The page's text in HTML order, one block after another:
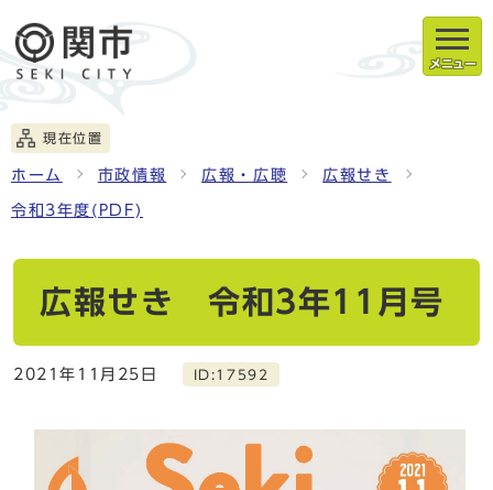
メニュー
現在位置
ホーム 市政情報 広報・広聴 広報せき
令和3年度(PDF)
広報せき 令和3年11月号
2021年11月25日 ID:17592